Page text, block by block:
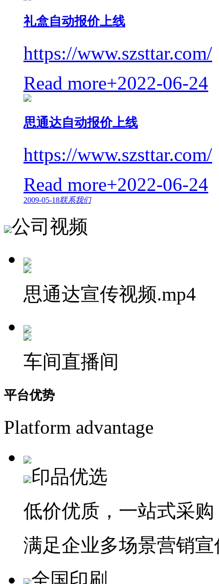
礼盒自动报价上线
https://www.szsttar.com/
Read more+2022-06-24
思通达自动报价上线
https://www.szsttar.com/
Read more+2022-06-24
2009-05-18联系我们
公司视频
思通达宣传视频.mp4
车间直播间
平台优势
Platform advantage
印品优选
低价优质，一站式采购
满足企业多场景营销
全国印刷